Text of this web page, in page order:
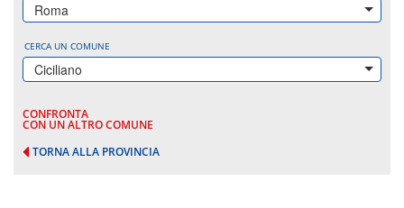
Roma
CERCA UN COMUNE
Ciciliano
CONFRONTA
CON UN ALTRO COMUNE
TORNA ALLA PROVINCIA